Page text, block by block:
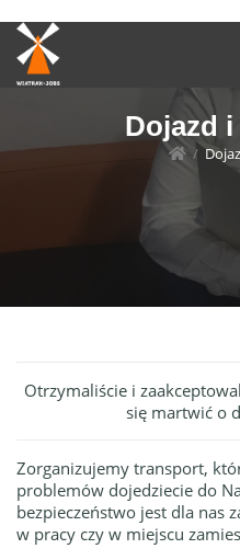
Dojazd
/
Otrzymaliście i
się martwić o
Zorganizujemy transport,
problemów dojedziecie do
bezpieczeństwo jest dla nas
w pracy czy w miejscu